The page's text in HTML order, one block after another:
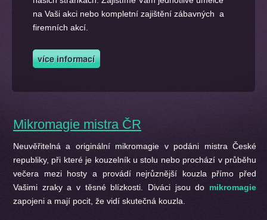
na Vaši akci nebo kompletní zajištění zábavných a
firemních akcí.
Mikromagie mistra ČR
Neuvěřitelná a originální mikromagie v podáni mistra České
republiky, při které je kouzelník u stolu nebo prochází v průběhu
večera mezi hosty a provádí nejrůznější kouzla přímo před
Vašimi zraky a v těsné blízkosti. Diváci jsou do mikromagie
zapojeni a mají pocit, že vidí skutečná kouzla.